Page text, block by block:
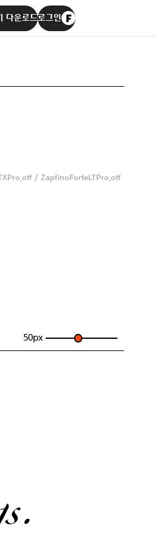
다운로드로그인
/ ZapfinoForteLTPro.otf
50px